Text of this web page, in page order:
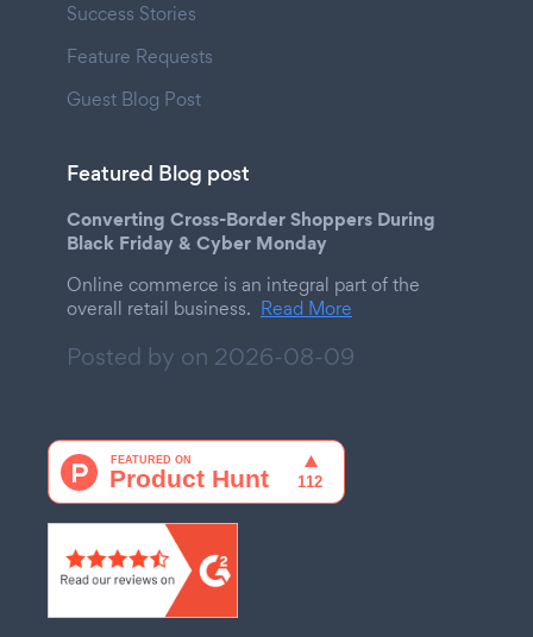
Success Stories
Feature Requests
Guest Blog Post
Featured Blog post
Converting Cross-Border Shoppers During
Black Friday & Cyber Monday
Online commerce is an integral part of the
overall retail business. Read More
Posted by on 2026-08-09